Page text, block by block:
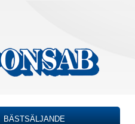
BÄSTSÄLJANDE